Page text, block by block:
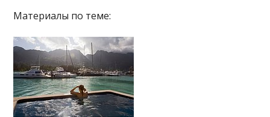
Материалы по теме: